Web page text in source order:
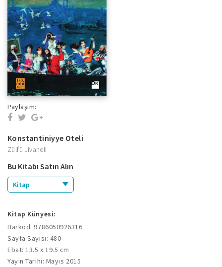
Paylaşım:
Konstantiniyye Oteli
Zülfü Livaneli
Bu Kitabı Satın Alın
Kitap
Kitap Künyesi:
Barkod: 9786050926316
Sayfa Sayısı: 480
Ebat: 13.5 x 19.5 cm
Yayın Tarihi: Mayıs 2015